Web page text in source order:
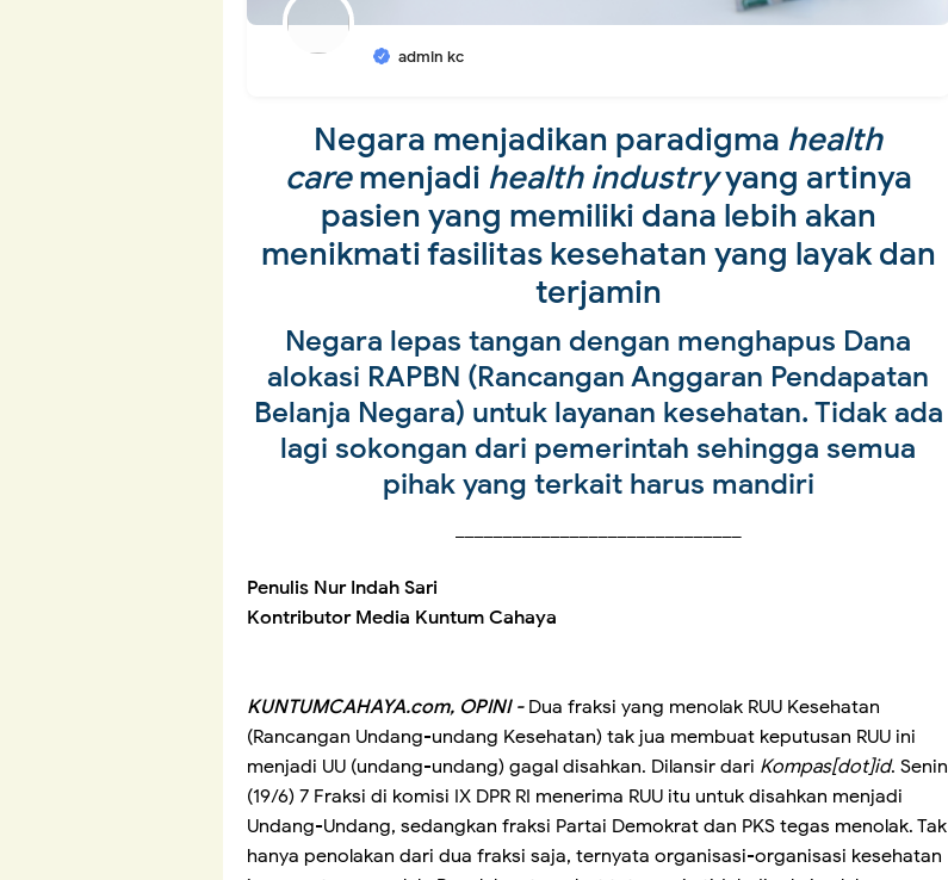
admin kc
Negara menjadikan paradigma health
caremenjadi health industryyang artinya
pasien yang memiliki dana lebih akan
menikmati fasilitas kesehatan yang layak dan
terjamin
Negara lepas tangan dengan menghapus Dana
alokasi RAPBN (Rancangan Anggaran Pendapatan
Belanja Negara) untuk layanan kesehatan. Tidak ada
lagi sokongan dari pemerintah sehingga semua
pihak yang terkait harus mandiri
Penulis Nur Indah Sari
Kontributor Media Kuntum Cahaya
KUNTUMCAHAYA.com, OPINI - Dua fraksi yang menolak RUU Kesehatan
(Rancangan Undang-undang Kesehatan) tak jua membuat keputusan RUU ini
menjadi UU (undang-undang) gagal disahkan. Dilansir dari Kompas[dot]id. Senin
(19/6) 7 Fraksi di komisi IX DPR RI menerima RUU itu untuk disahkan menjadi
Undang-Undang, sedangkan fraksi Partai Demokrat dan PKS tegas menolak. Tak
hanya penolakan dari dua fraksi saja, ternyata organisasi-organisasi kesehatan